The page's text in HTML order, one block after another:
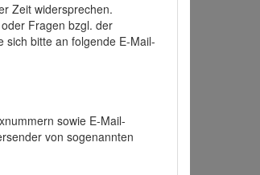
Zeit widersprechen.
Fragen bzgl. der
sich bitte an folgende E-Mail-
sowie E-Mail-
von sogenannten